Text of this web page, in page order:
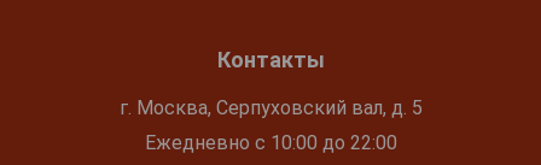
Контакты
г. Москва, Серпуховский вал, д. 5
Ежедневно с 10:00 до 22:00